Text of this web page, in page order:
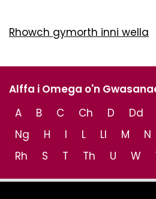
Rhowch gymorth inni wella
Alffa i Omega o'n
A
B C Ch D Dd
Ng
H I L Ll M N
Rh
S T Th U W